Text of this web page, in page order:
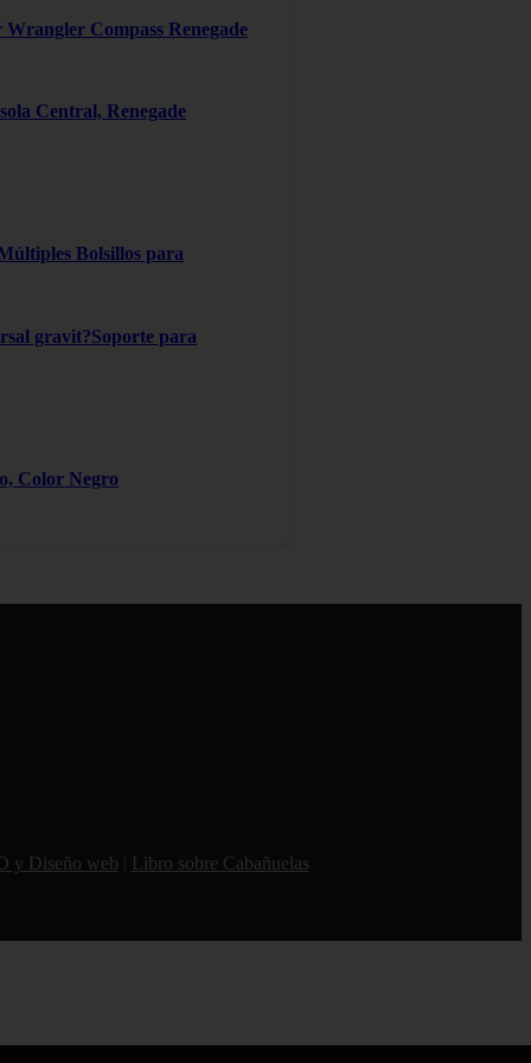
Compass Renegade
Central, Renegade
Bolsillos para
gravit?Soporte para
Color Negro
y Diseño web Libro sobre Cabañuelas